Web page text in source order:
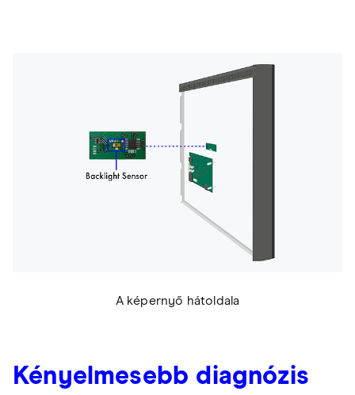
A képernyő hátoldala
Kényelmesebb diagnózis